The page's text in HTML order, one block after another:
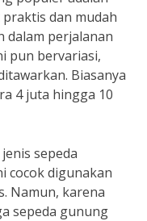
dan mudah
dalam perjalanan
pun bervariasi,
Biasanya
4 juta hingga 10
sepeda
cocok digunakan
Namun, karena
sepeda gunung